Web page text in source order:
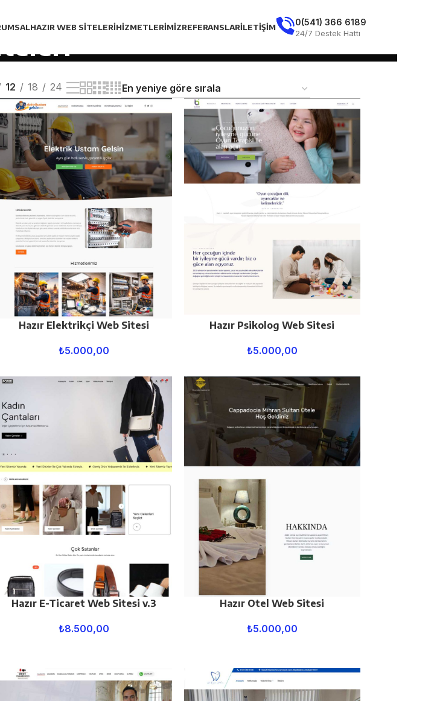
HAZIR WEB SITELERIHIZMETLERIMIZREFERANSLARİLETIŞIM 0(541) 366 6189
24/7 Destek Hattı
12 18 24
Hazır Elektrikçi Web Sitesi
₺5.000,00
Hazır Psikolog Web Sitesi
₺5.000,00
Hazır E-Ticaret Web Sitesi v.3
₺8.500,00
Hazır Otel Web Sitesi
₺5.000,00